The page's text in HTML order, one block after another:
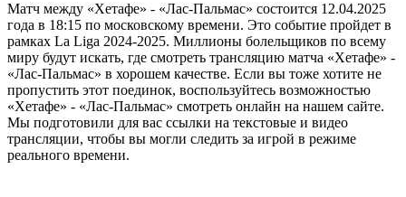
Матч между «Хетафе» - «Лас-Пальмас» состоится 12.04.2025
года в 18:15 по московскому времени. Это событие пройдет в
рамках La Liga 2024-2025. Миллионы болельщиков по всему
миру будут искать, где смотреть трансляцию матча «Хетафе» -
«Лас-Пальмас» в хорошем качестве. Если вы тоже хотите не
пропустить этот поединок, воспользуйтесь возможностью
«Хетафе» - «Лас-Пальмас» смотреть онлайн на нашем сайте.
Мы подготовили для вас ссылки на текстовые и видео
трансляции, чтобы вы могли следить за игрой в режиме
реального времени.